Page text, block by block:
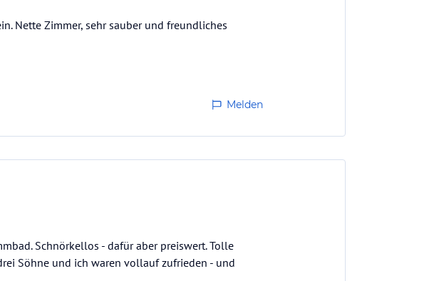
Nette Zimmer, sehr sauber und freundliches
Melden
Schnörkellos - dafür aber preiswert. Tolle
Söhne und ich waren vollauf zufrieden - und